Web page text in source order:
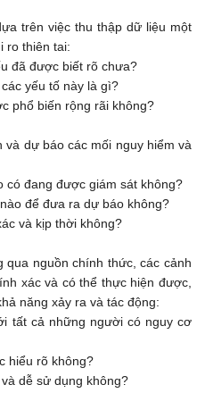
trên việc thu thập dữ liệu một
ro thiên tai:
đã được biết rõ chưa?
yếu tố này là gì?
phổ biến rộng rãi không?
và dự báo các mối nguy hiểm và
có đang được giám sát không?
để đưa ra dự báo không?
và kịp thời không?
qua nguồn chính thức, các cảnh
xác và có thể thực hiện được,
năng xảy ra và tác động:
tất cả những người có nguy cơ
hiểu rõ không?
dễ sử dụng không?